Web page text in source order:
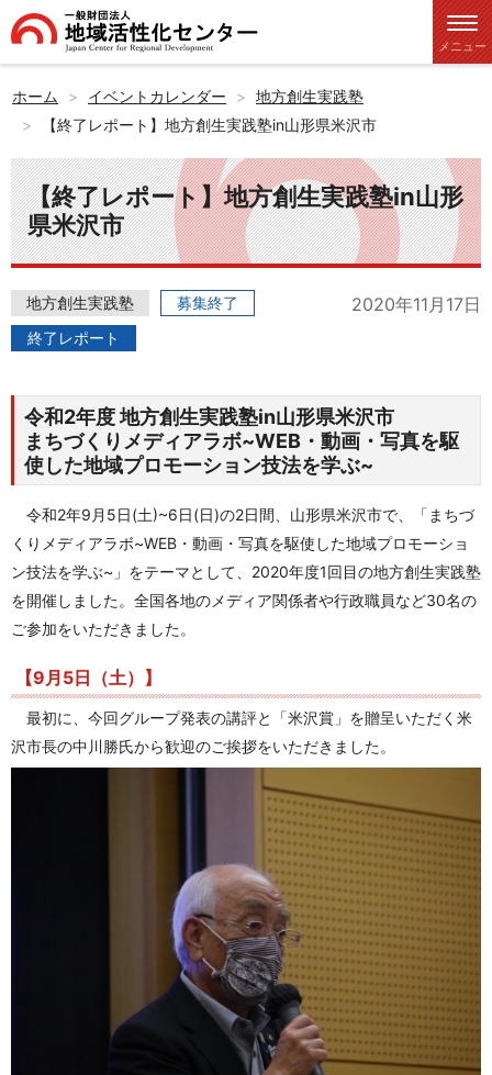
メニュー
ホーム イベントカレンダー
地方創生実践塾
【終了レポート】地方創生実践塾in山形県米沢市
【終了レポート】地方創生実践塾in山形
県米沢市
地方創生実践塾
募集終了
終了レポート
2020年11月17日
令和2年度 地方創生実践塾in山形県米沢市
まちづくりメディアラボ~WEB・動画・写真を駆
使した地域プロモーション技法を学ぶ~
令和2年9月5日(土)~6日(日)の2日間、山形県米沢市で、「まちづ
くりメディアラボ~WEB・動画・写真を駆使した地域プロモーショ
ン技法を学ぶ~」をテーマとして、2020年度1回目の地方創生実践塾
を開催しました。全国各地のメディア関係者や行政職員など30名の
ご参加をいただきました。
【9月5日（土）】
最初に、今回グループ発表の講評と「米沢賞」を贈呈いただく米
沢市長の中川勝氏から歓迎のご挨拶をいただきました。